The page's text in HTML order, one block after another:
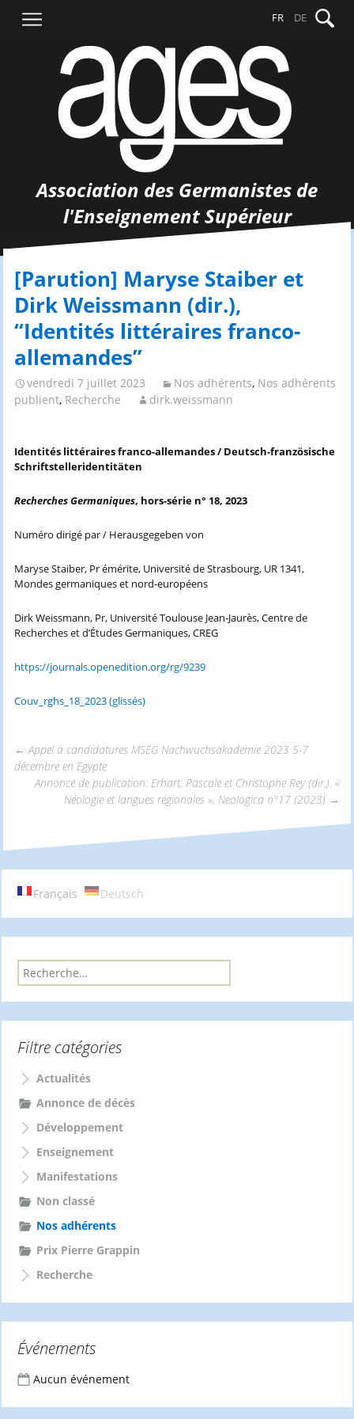
contenu
FR DE
Association des Germanistes de
l'Enseignement Supérieur
[Parution] Maryse Staiber et
Dirk Weissmann (dir.),
“Identités littéraires franco-
allemandes”
vendredi 7 juillet 2023 Nos adhérents, Nos adhérents
publient, Recherche dirk.weissmann
Identités littéraires franco-allemandes /Deutsch-französische
Schriftstelleridentitäten
Recherches Germaniques, hors-série n° 18, 2023
Numéro dirigé par / Herausgegeben von
Maryse Staiber, Pr émérite, Université de Strasbourg, UR 1341,
Mondes germaniques et nord-européens
Dirk Weissmann, Pr, Université Toulouse Jean-Jaurès, Centre de
Recherches et d’Études Germaniques, CREG
https://journals.openedition.org/rg/9239
Couv_rghs_18_2023 (glissés)
Navigation
des
articles
← Appel à candidatures MSEG Nachwuchsakademie 2023 5-7
décembre en Egypte
Annonce de publication: Erhart, Pascale et Christophe Rey (dir.). «
Néologie et langues régionales », Neologica n°17 (2023) →
Français Deutsch
R
e
r
h
r
Filtre catégories
Actualités
Annonce de décès
Développement
Enseignement
Manifestations
Non classé
Nos adhérents
Prix Pierre Grappin
Recherche
Événements
Aucun événement